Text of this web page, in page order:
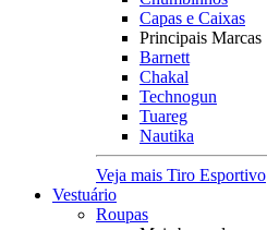
Capas e Caixas
Principais Marcas
Barnett
Chakal
Technogun
Tuareg
Nautika
Veja mais Tiro Esportivo
Vestuário
Roupas